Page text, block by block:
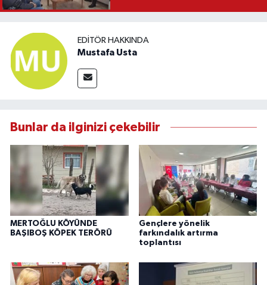
EDITÖR HAKKINDA
Mustafa Usta
Bunlar da ilginizi çekebilir
MERTOĞLU KÖYÜNDE
BAŞIBOŞ KÖPEK TERÖRÜ
Gençlere yönelik
farkındalık artırma
toplantısı